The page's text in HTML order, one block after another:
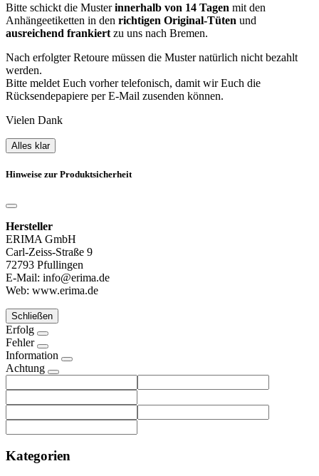
Bitte schickt die Musterinnerhalb von 14 Tagen mit den
Anhängeetiketten in den richtigen Original-Tüten und
ausreichend frankiert zu uns nach Bremen.
Nach erfolgter Retoure müssen die Muster natürlich nicht bezahlt
werden.
Bitte meldet Euch vorher telefonisch, damit wir Euch die
Rücksendepapiere per E-Mail zusenden können.
Vielen Dank
Alles klar
Hinweise zur Produktsicherheit
Hersteller
ERIMA GmbH
Carl-Zeiss-Straße 9
72793 Pfullingen
E-Mail: info@erima.de
Web: www.erima.de
Schließen
Erfolg
Fehler
Information
Achtung
Kategorien